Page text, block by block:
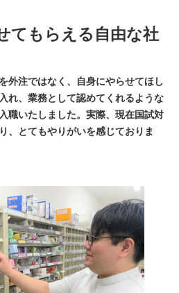
てもらえる自由な社
外注ではなく、自身にやらせてほし
れ、業務として認めてくれるような
職いたしました。実際、現在国試対
、とてもやりがいを感じておりま